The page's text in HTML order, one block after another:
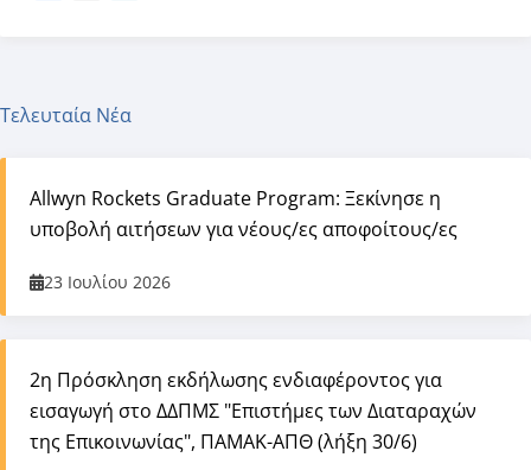
Τελευταία Νέα
Allwyn Rockets Graduate Program: Ξεκίνησε η
υποβολή αιτήσεων για νέους/ες αποφοίτους/ες
23 Ιουλίου 2026
2η Πρόσκληση εκδήλωσης ενδιαφέροντος για
εισαγωγή στο ΔΔΠΜΣ "Επιστήμες των Διαταραχών
της Επικοινωνίας", ΠΑΜΑΚ-ΑΠΘ (λήξη 30/6)